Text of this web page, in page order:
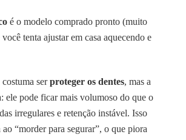
é o modelo comprado pronto (muito
tenta ajustar em casa aquecendo e
serproteger os dentes, mas a
ele pode ficar mais volumoso do que o
irregulares e retenção instável. Isso
“morder para segurar”, o que piora